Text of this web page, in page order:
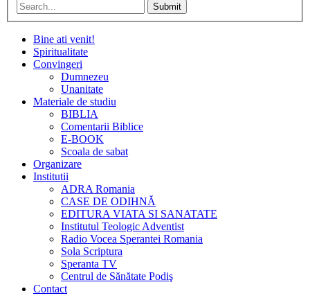
Submit
Bine ati venit!
Spiritualitate
Convingeri
Dumnezeu
Unanitate
Materiale de studiu
BIBLIA
Comentarii Biblice
E-BOOK
Scoala de sabat
Organizare
Institutii
ADRA Romania
CASE DE ODIHNĂ
EDITURA VIATA SI SANATATE
Institutul Teologic Adventist
Radio Vocea Sperantei Romania
Sola Scriptura
Speranta TV
Centrul de Sănătate Podiş
Contact